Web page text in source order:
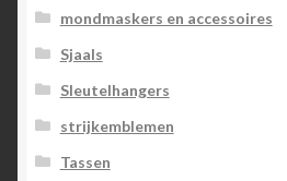
mondmaskers en accessoires
Sjaals
Sleutelhangers
strijkemblemen
Tassen